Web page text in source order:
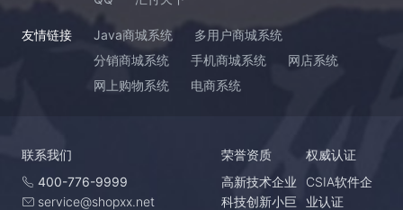
友情链接 Java商城系统
多用户商城系统
分销商城系统
手机商城系统
网店系统
网上购物系统
电商系统
联系我们
400-776-9999
service@shopxx.net
荣誉资质
高新技术企业
科技创新小巨
权威认证
CSIA软件企
业认证